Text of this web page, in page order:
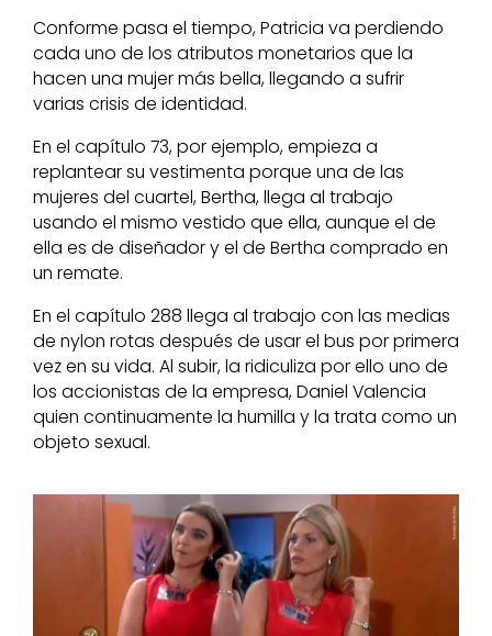
Conforme pasa el tiempo, Patricia va perdiendo
cada uno de los atributos monetarios que la
hacen una mujer más bella, llegando a sufrir
varias crisis de identidad.
En el capítulo 73, por ejemplo, empieza a
replantear su vestimenta porque una de las
mujeres del cuartel, Bertha, llega al trabajo
usando el mismo vestido que ella, aunque el de
ella es de diseñador y el de Bertha comprado en
un remate.
En el capítulo 288 llega al trabajo con las medias
de nylon rotas después de usar el bus por primera
vez en su vida. Al subir, la ridiculiza por ello uno de
los accionistas de la empresa, Daniel Valencia
quien continuamente la humilla y la trata como un
objeto sexual.